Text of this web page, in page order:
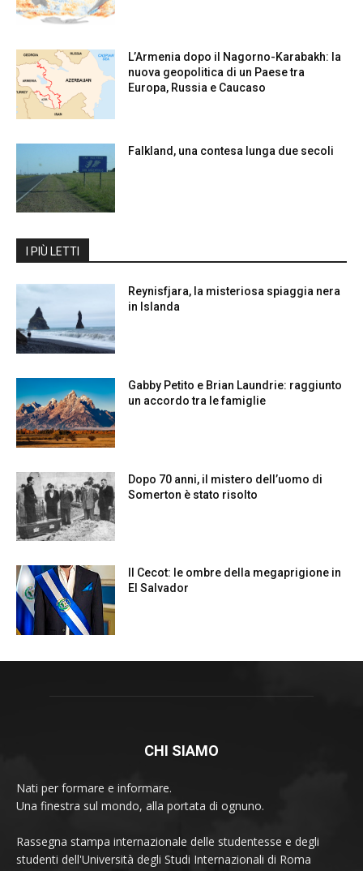
CHI SIAMO
Nati per formare e informare.
Una finestra sul mondo, alla portata di ognuno.
Rassegna stampa internazionale delle studentesse e degli
studenti dell'Università degli Studi Internazionali di Roma